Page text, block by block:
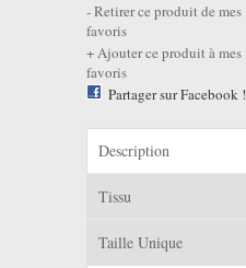
Retirer ce produit de mes
favoris
Ajouter ce produit à mes
favoris
Partager sur Facebook !
Description
Tissu
Taille Unique